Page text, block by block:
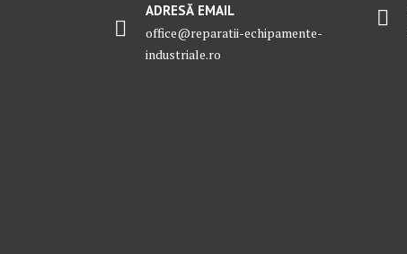
ADRESĂ EMAIL
office@reparatii-echipamente-
industriale.ro